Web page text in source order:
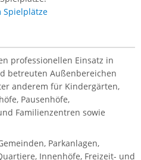
Spielplätze
professionellen Einsatz in
betreuten Außenbereichen
anderem für Kindergärten,
Pausenhöfe,
Familienzentren sowie
Parkanlagen,
Innenhöfe, Freizeit- und